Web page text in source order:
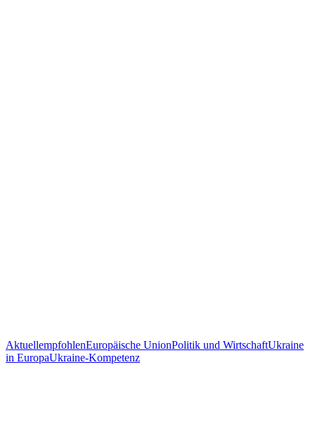
AktuellempfohlenEuropäische UnionPolitik und WirtschaftUkraine
in EuropaUkraine-Kompetenz